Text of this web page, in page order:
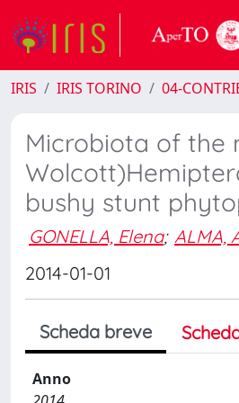
IRIS IRIS TORINO 04-
Microbiota of the
bushy stunt
GONELLA, Elena; ALMA,
2014-01-01
Scheda breve
Anno